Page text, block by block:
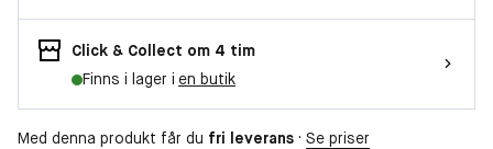
Click & Collect om 4 tim
Finns i lager i en butik
Med denna produkt får du fri leverans · Se priser